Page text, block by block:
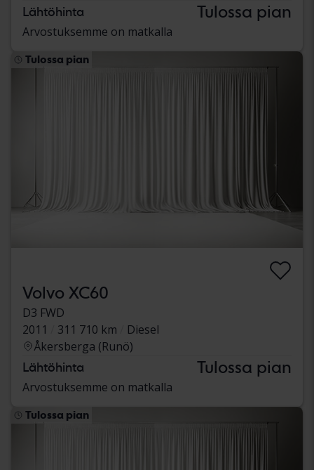
Lähtöhinta Tulossa pian
Arvostuksemme on matkalla
Tulossa pian
Volvo XC60
D3 FWD
2011
311 710 km
Diesel
Åkersberga (Runö)
Lähtöhinta Tulossa pian
Arvostuksemme on matkalla
Tulossa pian